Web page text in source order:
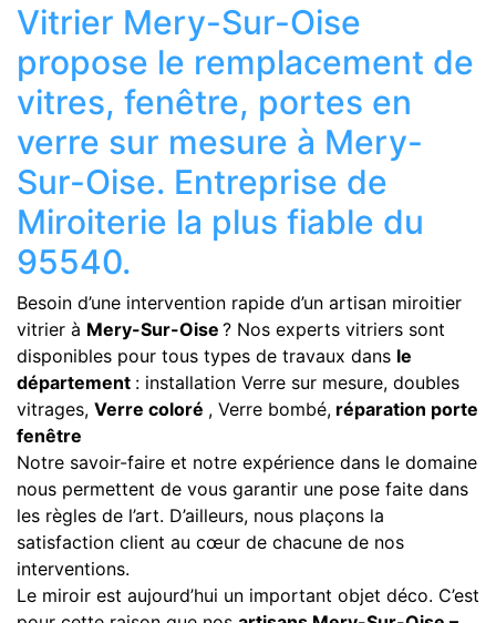
Vitrier Mery-Sur-Oise
propose le remplacement de
vitres, fenêtre, portes en
verre sur mesure à Mery-
Sur-Oise. Entreprise de
Miroiterie la plus fiable du
95540.
Besoin d’une intervention rapide d’un artisan miroitier
vitrier à Mery-Sur-Oise ? Nos experts vitriers sont
disponibles pour tous types de travaux dans le
département : installation Verre sur mesure, doubles
vitrages, Verre coloré , Verre bombé, réparation porte
fenêtre
Notre savoir-faire et notre expérience dans le domaine
nous permettent de vous garantir une pose faite dans
les règles de l’art. D’ailleurs, nous plaçons la
satisfaction client au cœur de chacune de nos
interventions.
Le miroir est aujourd’hui un important objet déco. C’est